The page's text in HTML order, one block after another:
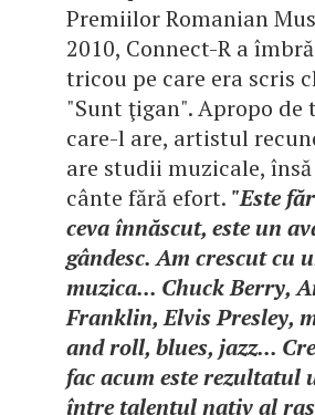
Premiilor Romanian
2010, Connect-R a
tricou pe care era scris
"Sunt ţigan". Apropo de
care-l are, artistul
are studii muzicale, însă
cânte fără efort. "Este
ceva înnăscut, este un
gândesc. Am crescut cu
muzica... Chuck Berry,
Franklin, Elvis Presley,
and roll, blues, jazz...
fac acum este rezultatul
între talentul nativ al